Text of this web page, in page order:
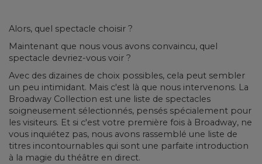
Alors, quel spectacle choisir ?
Maintenant que nous vous avons convaincu, quel
spectacle devriez-vous voir ?
Avec des dizaines de choix possibles, cela peut sembler
un peu intimidant. Mais c'est là que nous intervenons. La
Broadway Collection est une liste de spectacles
soigneusement sélectionnés, pensés spécialement pour
les visiteurs. Et si c'est votre première fois à Broadway, ne
vous inquiétez pas, nous avons rassemblé une liste de
titres incontournables qui sont une parfaite introduction
à la magie du théâtre en direct.